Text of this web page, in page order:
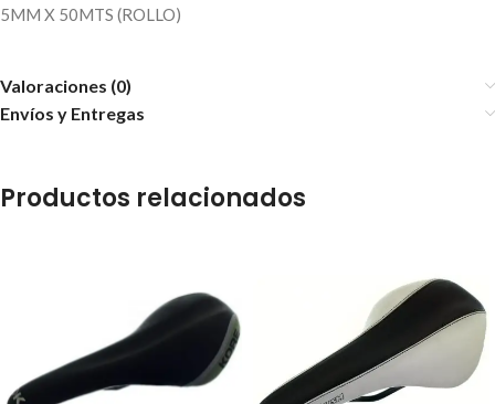
5MM X 50MTS (ROLLO)
Valoraciones (0)
Envíos y Entregas
Productos relacionados